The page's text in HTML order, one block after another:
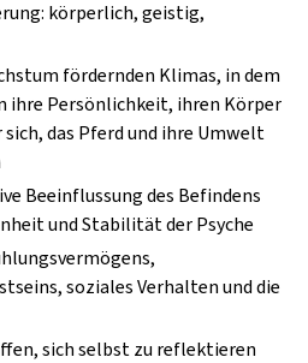
körperlich, geistig,
fördernden Klimas, in dem
ihre Persönlichkeit, ihren Körper
das Pferd und ihre Umwelt
Beeinflussung des Befindens
und Stabilität der Psyche
soziales Verhalten und die
sich selbst zu reflektieren